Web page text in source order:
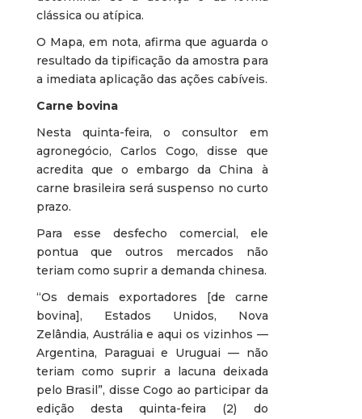
clássica ou atípica.
O Mapa, em nota, afirma que aguarda o
resultado da tipificação da amostra para
a imediata aplicação das ações cabíveis.
Carne bovina
Nesta quinta-feira, o consultor em
agronegócio, Carlos Cogo, disse que
acredita que o embargo da China à
carne brasileira será suspenso no curto
prazo.
Para esse desfecho comercial, ele
pontua que outros mercados não
teriam como suprir a demanda chinesa.
“Os demais exportadores [de carne
bovina], Estados Unidos, Nova
Zelândia, Austrália e aqui os vizinhos —
Argentina, Paraguai e Uruguai — não
teriam como suprir a lacuna deixada
pelo Brasil”, disse Cogo ao participar da
edição desta quinta-feira (2) do